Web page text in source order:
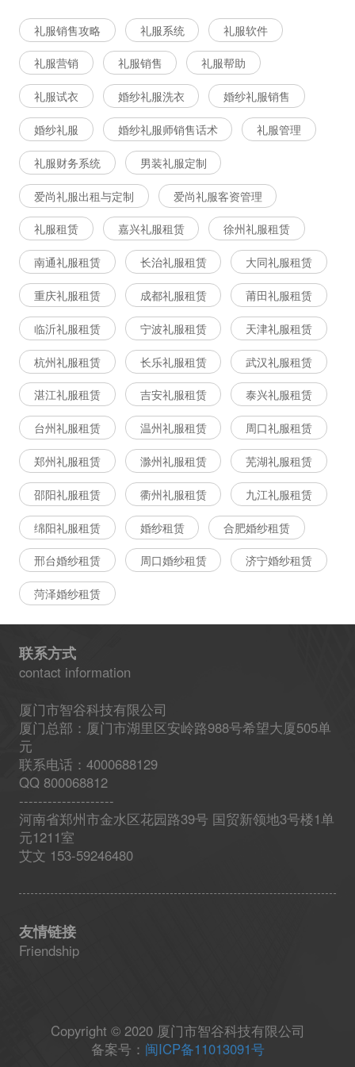
礼服销售攻略 礼服系统 礼服软件
礼服营销 礼服销售 礼服帮助
礼服试衣 婚纱礼服洗衣 婚纱礼服销售
婚纱礼服 婚纱礼服师销售话术 礼服管理
礼服财务系统 男装礼服定制
爱尚礼服出租与定制 爱尚礼服客资管理
礼服租赁 嘉兴礼服租赁 徐州礼服租赁
南通礼服租赁 长治礼服租赁 大同礼服租赁
重庆礼服租赁 成都礼服租赁 莆田礼服租赁
临沂礼服租赁 宁波礼服租赁 天津礼服租赁
杭州礼服租赁 长乐礼服租赁 武汉礼服租赁
湛江礼服租赁 吉安礼服租赁 泰兴礼服租赁
台州礼服租赁 温州礼服租赁 周口礼服租赁
郑州礼服租赁 滁州礼服租赁 芜湖礼服租赁
邵阳礼服租赁 衢州礼服租赁 九江礼服租赁
绵阳礼服租赁 婚纱租赁 合肥婚纱租赁
邢台婚纱租赁 周口婚纱租赁 济宁婚纱租赁
菏泽婚纱租赁
联系方式
contact information
厦门市智谷科技有限公司
厦门总部：厦门市湖里区安岭路988号希望大厦505单
元
联系电话：4000688129
QQ 800068812
--------------------
河南省郑州市金水区花园路39号 国贸新领地3号楼1单
元1211室
艾文 153-59246480
友情链接
Friendship
Copyright © 2020 厦门市智谷科技有限公司
备案号： 闽ICP备11013091号